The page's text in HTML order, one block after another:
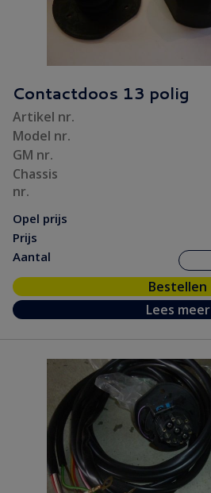
Contactdoos 13 polig
Artikel nr.
Model nr.
GM nr.
Chassis
nr.
Opel prijs
Prijs
Aantal
Bestellen
Lees meer